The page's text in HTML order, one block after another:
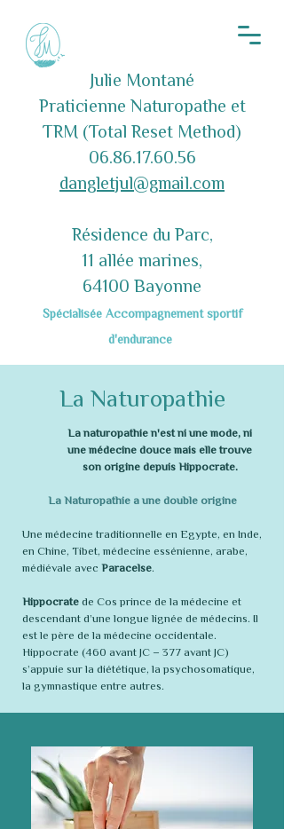
Julie Montané
Praticienne Naturopathe et
TRM (Total Reset Method)
06.86.17.60.56
dangletjul@gmail.com
Résidence du Parc,
11 allée marines,
64100 Bayonne
Spécialisée Accompagnement sportif
d'endurance
La Naturopathie
La naturopathie n'est ni une mode, ni
une médecine douce mais elle trouve
son origine depuis Hippocrate.
La Naturopathie a une double origine
Une médecine traditionnelle en Egypte, en Inde,
en Chine, Tibet, médecine essénienne, arabe,
médiévale avec Paracelse.
Hippocrate de Cos prince de la médecine et
descendant d’une longue lignée de médecins. Il
est le père de la médecine occidentale.
Hippocrate (460 avant JC – 377 avant JC)
s’appuie sur la diététique, la psychosomatique,
la gymnastique entre autres.